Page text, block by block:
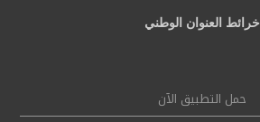
خرائط العنوان الوطني
حمل التطبيق الآن